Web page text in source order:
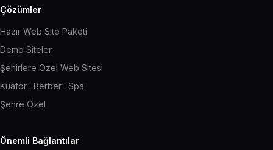
Çözümler
Hazır Web Site Paketi
Demo Siteler
Şehirlere Özel Web Sitesi
Kuaför · Berber · Spa
Şehre Özel
Önemli Bağlantılar